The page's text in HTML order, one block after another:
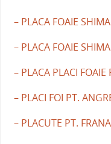
– PLACA FOAIE
– PLACA FOAIE
– PLACA PLACI FOAIE
– PLACI FOI PT.
– PLACUTE PT.